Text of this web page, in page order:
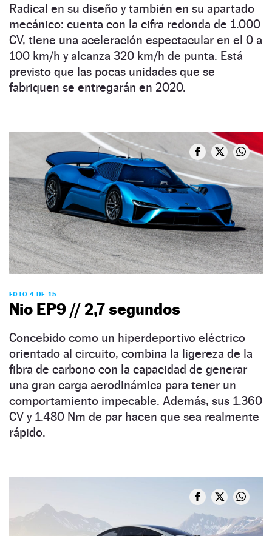
Radical en su diseño y también en su apartado
mecánico: cuenta con la cifra redonda de 1.000
CV, tiene una aceleración espectacular en el 0 a
100 km/h y alcanza 320 km/h de punta. Está
previsto que las pocas unidades que se
fabriquen se entregarán en 2020.
FOTO 4 DE 15
Nio EP9 // 2,7 segundos
Concebido como un hiperdeportivo eléctrico
orientado al circuito, combina la ligereza de la
fibra de carbono con la capacidad de generar
una gran carga aerodinámica para tener un
comportamiento impecable. Además, sus 1.360
CV y 1.480 Nm de par hacen que sea realmente
rápido.